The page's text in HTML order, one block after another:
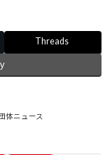
Threads
体ニュース